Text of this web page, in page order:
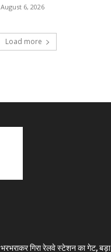
August 6, 2026
Load more
भरभराकर गिरा रेलवे स्टेशन का गेट, बड़ा